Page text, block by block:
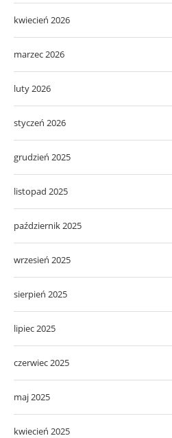
kwiecień 2026
marzec 2026
luty 2026
styczeń 2026
grudzień 2025
listopad 2025
październik 2025
wrzesień 2025
sierpień 2025
lipiec 2025
czerwiec 2025
maj 2025
kwiecień 2025